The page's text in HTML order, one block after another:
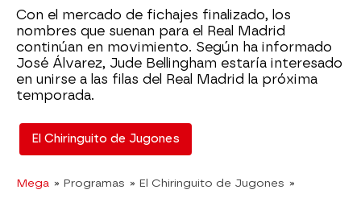
Con el mercado de fichajes finalizado, los
nombres que suenan para el Real Madrid
continúan en movimiento. Según ha informado
José Álvarez, Jude Bellingham estaría interesado
en unirse a las filas del Real Madrid la próxima
temporada.
El Chiringuito de Jugones
Mega » Programas » El Chiringuito de Jugones »